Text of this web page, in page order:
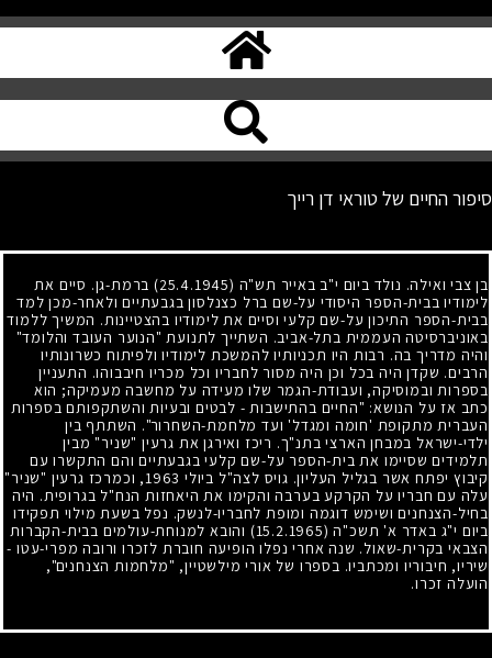
סיפור החיים של טוראי דן רייך
בן צבי ואילה. נולד ביום י"ב באייר תש"ה (25.4.1945)
ברמת-גן. סיים את
לימודיו בבית-הספר היסודי על-שם ברל כצנלסון בגבעתיים ולאחר-מכן למד
בבית-הספר התיכון על-שם קלעי וסיים את לימודיו בהצטיינות. המשיך ללמוד
באוניברסיטה העממית בתל-אביב. השתייך לתנועת "הנוער העובד והלומד"
והיה מדריך בה. רבות היו תכניותיו להמשכת לימודיו ולפיתוח כשרונותיו
הרבים. שקדן היה בכל וכן היה מסור לחבריו וכל מכריו חיבבוהו. התעניין
בספרות ובמוסיקה, ועבודת-הגמר שלו מעידה על מחשבה מעמיקה; הוא
כתב אז על הנושא: "החיים בהתישבות - לבטים ובעיות והשתקפותם בספרות
העברית מתקופת 'חומה ומגדל' ועד מלחמת-השחרור". השתתף בין
ילדי-ישראל במבחן הארצי בתנ"ך. ריכז ואירגן את גרעין "שניר" מבין
תלמידים שסיימו את בית-הספר על-שם קלעי בגבעתיים והם התקשרו עם
קיבוץ יפתח אשר בגליל העליון. גויס לצה"ל ביולי 1963, וכמרכז גרעין "שניר"
עלה עם חבריו על הקרקע בערבה והקימו את היאחזות הנח"ל בגרופית. היה
בחיל-הצנחנים ושימש דוגמה ומופת לחבריו-לנשק. נפל בשעת מילוי תפקידו
ביום י"ג באדר א' תשכ"ה (15.2.1965)
והובא למנוחת-עולמים בבית-הקברות
הצבאי בקרית-שאול. שנה אחרי נפלו הופיעה חוברת לזכרו ורובה מפרי-עטו -
שיריו, חיבוריו ומכתביו. בספרו של אורי מילשטיין, "מלחמות הצנחנים",
הועלה זכרו.